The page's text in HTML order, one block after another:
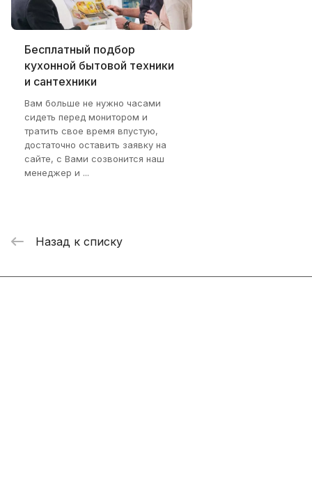
Бесплатный подбор
кухонной бытовой техники
и сантехники
Вам больше не нужно часами
сидеть перед монитором и
тратить свое время впустую,
достаточно оставить заявку на
сайте, с Вами созвонится наш
менеджер и ...
Назад к списку